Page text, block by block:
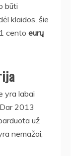
būti
klaidos, šie
cento eurų
yra labai
2013
už
nemažai,